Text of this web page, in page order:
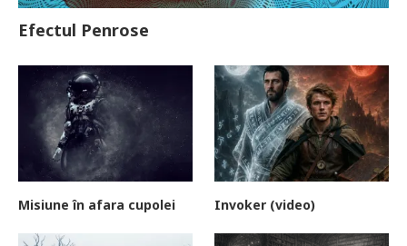
Efectul Penrose
Misiune în afara cupolei Invoker (video)